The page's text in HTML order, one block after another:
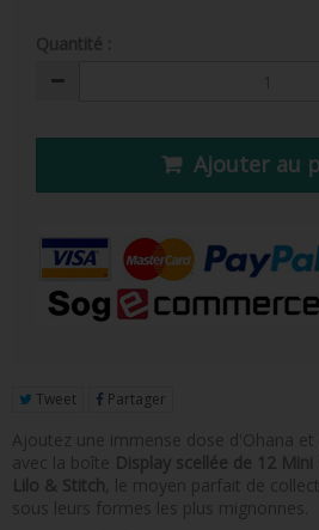
FIGURINES POP AUTRES COMICS
PORTE-CLÉS POCKET POP
FUNKO VINYL SODA
PELUCHE
LOUNGEFLY
Ajouter au
Tweet Partager
Ajoutez une immense dose d'Ohana
avec la boîte Display scellée de 12
Lilo & Stitch , le moyen parfait de
sous leurs formes les plus mignonnes.